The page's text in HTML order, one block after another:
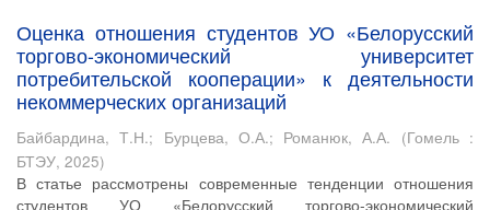
Оценка отношения студентов УО «Белорусский
торгово-экономический университет
потребительской кооперации» к деятельности
некоммерческих организаций
Байбардина, Т.Н.; Бурцева, О.А.; Романюк, А.А. (Гомель :
БТЭУ, 2025)
В статье рассмотрены современные тенденции отношения
студентов УО «Белорусский торгово-экономический